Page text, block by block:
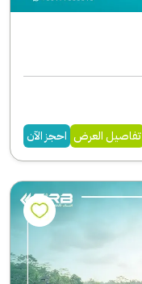
تفاصيل العرض احجز الآن